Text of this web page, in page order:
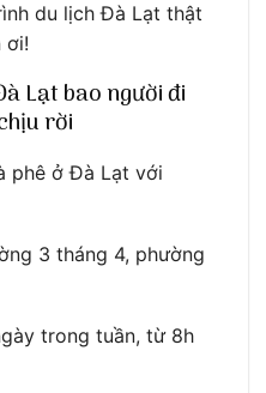
du lịch Đà Lạt thật
ơi!
Lạt bao người đi
rời
phê ở Đà Lạt với
3 tháng 4, phường
trong tuần, từ 8h